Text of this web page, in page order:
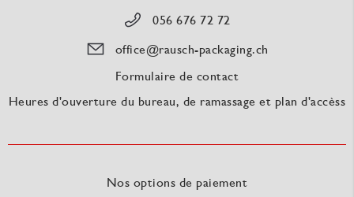
056 676 72 72
office@rausch-packaging.ch
Formulaire de contact
Heures d'ouverture du bureau, de ramassage et plan d'accèss
Nos options de paiement